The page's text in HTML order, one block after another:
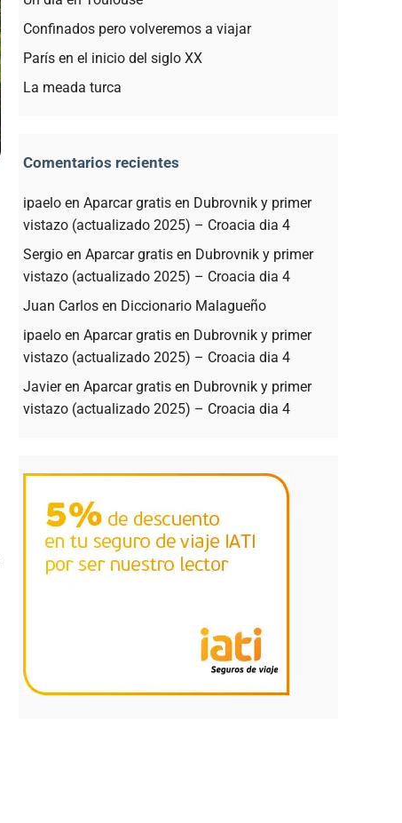
Confinados pero volveremos a viajar
París en el inicio del siglo XX
La meada turca
Comentarios recientes
ipaelo en Aparcar gratis en Dubrovnik y primer
vistazo (actualizado 2025) – Croacia dia 4
Sergio en Aparcar gratis en Dubrovnik y primer
vistazo (actualizado 2025) – Croacia dia 4
Juan Carlos en Diccionario Malagueño
ipaelo en Aparcar gratis en Dubrovnik y primer
vistazo (actualizado 2025) – Croacia dia 4
Javieren Aparcar gratis en Dubrovnik y primer
vistazo (actualizado 2025) – Croacia dia 4